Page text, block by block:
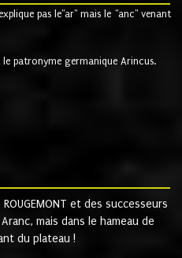
pas le"ar" mais le "anc" venant
le patronyme germanique Arincus.
et des successeurs
mais dans le hameau de
du plateau !